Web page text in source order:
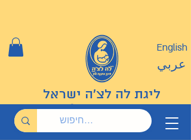
ליגת לה לצ'ה ישראל
English
عربي